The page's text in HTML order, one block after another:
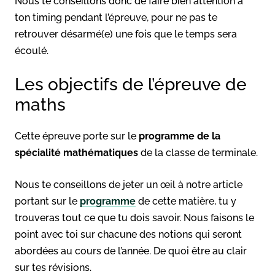
ton timing pendant l’épreuve, pour ne pas te
retrouver désarmé(e) une fois que le temps sera
écoulé.
Les objectifs de l’épreuve de
maths
Cette épreuve porte sur le programme de la
spécialité mathématiques de la classe de terminale.
Nous te conseillons de jeter un œil à notre article
portant sur le programme de cette matière, tu y
trouveras tout ce que tu dois savoir. Nous faisons le
point avec toi sur chacune des notions qui seront
abordées au cours de l’année. De quoi être au clair
sur tes révisions.